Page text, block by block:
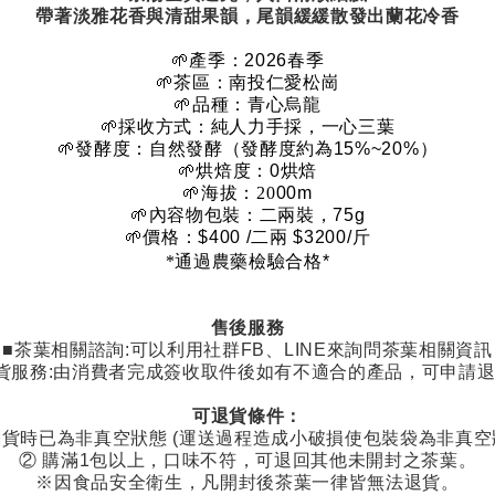
帶著淡雅花香與清甜果韻，尾韻緩緩散發出蘭花冷香
🌱產季： 2026春季
🌱茶區：南投仁愛松崗
🌱品種：青心烏龍
🌱採收方式：純人力手採，一心三葉
🌱發酵度：自然發酵（發酵度約為15%~20%）
🌱烘焙度：0烘焙
🌱海拔：2000m
🌱 內容物包裝：二兩裝，75g
🌱價格：$400 /二兩 $3200/斤
*通過農藥檢驗合格*
售後服務
■茶葉相關諮詢:可以利用社群FB LINE來詢問茶葉相關資訊
服務:由消費者完成簽收取件後如有不適合的產品，可申請退
可退貨條件：
時已為非真空狀態 (運送過程造成小破損使包裝袋為非真空
② 購滿1包以上，口味不符，可退回其他未開封之茶葉。
※因食品安全衛生，凡開封後茶葉一律皆無法退貨。